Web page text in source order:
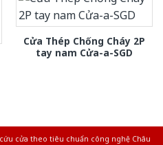
Cửa Thép Chống Cháy 2P
tay nam Cửa-a-SGD
cửa theo tiêu chuẩn công nghệ Châu